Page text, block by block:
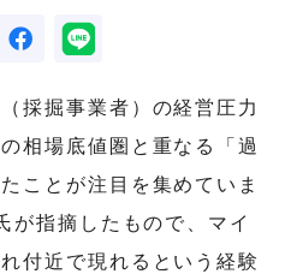
採掘事業者）の経営圧力
相場底値圏と重なる「過
ことが注目を集めていま
が指摘したもので、マイ
付近で現れるという経験